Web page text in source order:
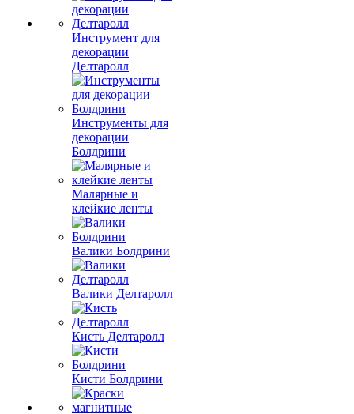
Инструмент для
декорации
Делтаролл
Инструменты для
декорации
Болдрини
Малярные и
клейкие ленты
Валики Болдрини
Валики Делтаролл
Кисть Делтаролл
Кисти Болдрини